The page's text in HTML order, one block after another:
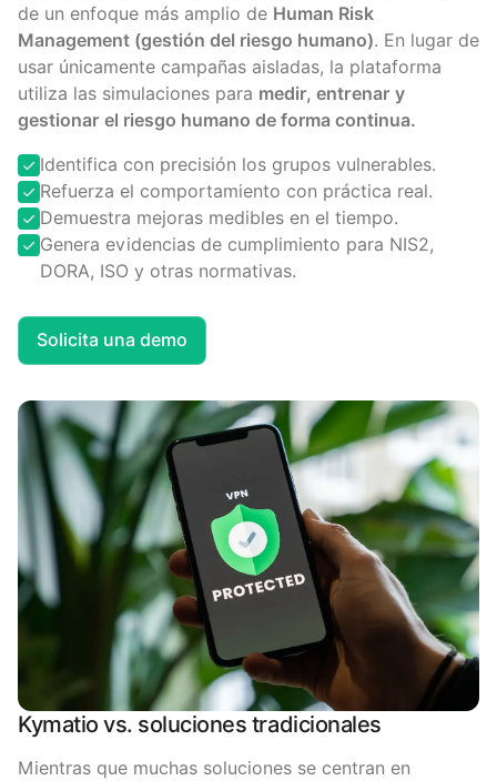
de un enfoque más amplio de Human Risk
Management (gestión del riesgo humano). En lugar de
usar únicamente campañas aisladas, la plataforma
utiliza las simulaciones para medir, entrenar y
gestionar el riesgo humano de forma continua.
Identifica con precisión los grupos vulnerables.
Refuerza el comportamiento con práctica real.
Demuestra mejoras medibles en el tiempo.
Genera evidencias de cumplimiento para NIS2,
DORA, ISO y otras normativas.
Solicita una demo
Kymatio vs. soluciones tradicionales
Mientras que muchas soluciones se centran en